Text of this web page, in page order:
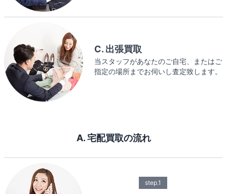
C. 出張買取
当スタッフがあなたのご自宅、またはご
指定の場所までお伺いし査定致します。
A. 宅配買取の流れ
step.1